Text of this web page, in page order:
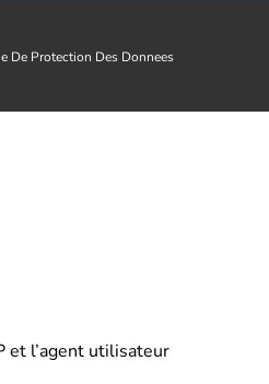
De Protection Des Donnees
et l’agent utilisateur